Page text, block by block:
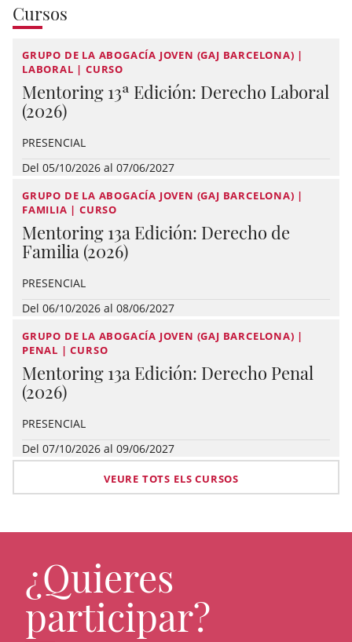
Cursos
GRUPO DE LA ABOGACÍA JOVEN (GAJ BARCELONA) |
LABORAL | CURSO
Mentoring 13ª Edición: Derecho Laboral
(2026)
PRESENCIAL
Del 05/10/2026 al 07/06/2027
GRUPO DE LA ABOGACÍA JOVEN (GAJ BARCELONA) |
FAMILIA | CURSO
Mentoring 13a Edición: Derecho de
Familia (2026)
PRESENCIAL
Del 06/10/2026 al 08/06/2027
GRUPO DE LA ABOGACÍA JOVEN (GAJ BARCELONA) |
PENAL | CURSO
Mentoring 13a Edición: Derecho Penal
(2026)
PRESENCIAL
Del 07/10/2026 al 09/06/2027
VEURE TOTS ELS CURSOS
¿Quieres
participar?